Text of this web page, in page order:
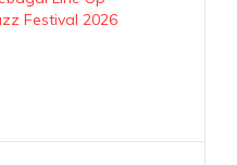
Festival 2026